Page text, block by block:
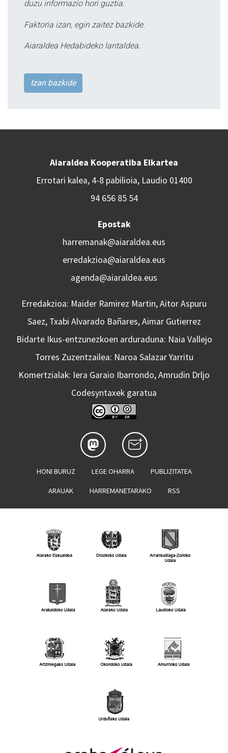
duzu informazio hori guztia.
Faktoria izan, egin zaitez bazkide.
Aiaraldea Hedabideko lantaldea.
Izan bazkide
Aiaraldea Kooperatiba Elkartea
Errotari kalea, 4-8 pabilioia, Laudio 01400
94 656 85 54
Epostak
harremanak@aiaraldea.eus
erredakzioa@aiaraldea.eus
agenda@aiaraldea.eus
Erredakzioa: Maider Ramirez Martin, Aitor Aspuru
Saez, Txabi Alvarado Bañares, Aimar Gutierrez
Bidarte Ikus-entzunezkoen arduraduna: Naia Vallejo
Torres Zuzentzailea: Naroa Salazar Yarritu
Komertzialak: Iera Garaio Ibarrondo, Amrudin Drljo
Codesyntaxek garatua
HONI BURUZ LEGE OHARRA PUBLIZITATEA
ARAUAK HARREMANETARAKO RSS